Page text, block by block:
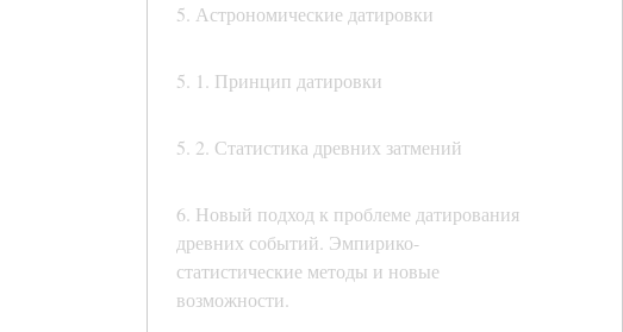
5. Астрономические датировки
5. 1. Принцип датировки
5. 2. Статистика древних затмений
6. Новый подход к проблеме датирования
древних событий. Эмпирико-
статистические методы и новые
возможности.